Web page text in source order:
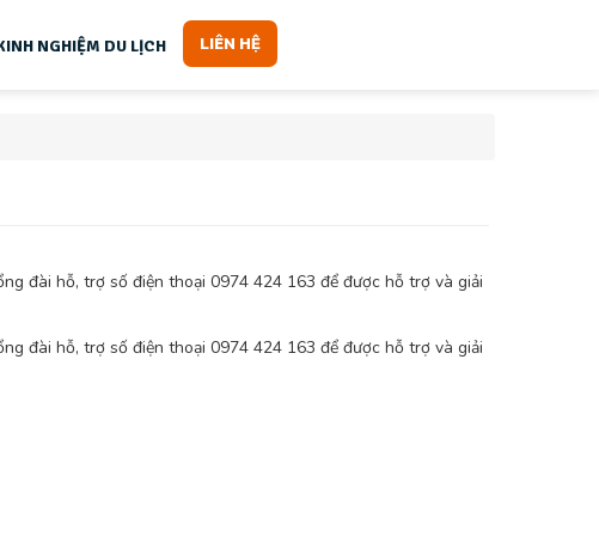
NGHIỆM DU LỊCH LIÊN HỆ
đài hỗ, trợ số điện thoại 0974 424 163 để được hỗ trợ và giải
đài hỗ, trợ số điện thoại 0974 424 163 để được hỗ trợ và giải